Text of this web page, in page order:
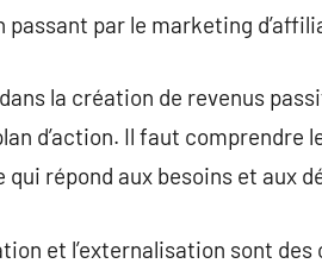
passant par le marketing
la création de revenus
d’action. Il faut
qui répond aux besoins et aux
et l’externalisation sont